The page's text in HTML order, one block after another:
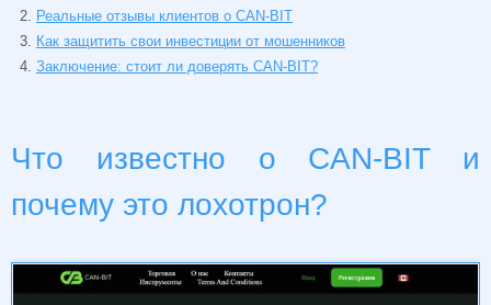
Реальные отзывы клиентов о CAN-BIT
Как защитить свои инвестиции от мошенников
Заключение: стоит ли доверять CAN-BIT?
Что известно о CAN-BIT и
почему это лохотрон?